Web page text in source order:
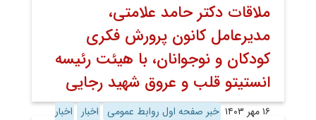
ملاقات دکتر حامد علامتی،
مدیرعامل کانون پرورش فکری
کودکان و نوجوانان، با هیئت رئیسه
انستیتو قلب و عروق شهید رجایی
۱۶ مهر ۱۴۰۳ خبر صفحه اول روابط عمومی اخبار
اخبار